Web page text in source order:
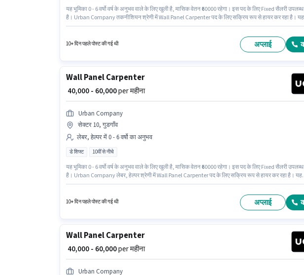
यह भूमिका 0 - 6 वर्षो वर्ष के अनुभव वाले के लिए खुली है, मासिक वेतन ₹60000 रहेगा। इस पद के लिए Fixed सैलरी उपलब्ध
है। Urban Company तकनीशियन श्रेणी में Wall Panel Carpenter पद के लिए सक्रिय रूप से हायर कर रहा है। यह
10+ दिन पहले पोस्ट की गई थी अप्लाई
Wall Panel Carpenter
₹ 40,000 - 60,000per महीना
Urban Company
सेक्टर 10, गुडगाँव
लेबर, हेल्पर में 0 - 6 वर्षो का अनुभव
डे शिफ्ट 10वीं से नीचे
यह भूमिका 0 - 6 वर्षो वर्ष के अनुभव वाले के लिए खुली है, मासिक वेतन ₹60000 रहेगा। इस पद के लिए Fixed सैलरी उपलब्ध
है। Urban Company लेबर, हेल्पर श्रेणी में Wall Panel Carpenter पद के लिए सक्रिय रूप से हायर कर रहा है। यह
10+ दिन पहले पोस्ट की गई थी अप्लाई
Wall Panel Carpenter
₹ 40,000 - 60,000per महीना
Urban Company